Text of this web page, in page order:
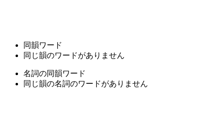
同韻ワード
同じ韻のワードがありません
名詞の同韻ワード
同じ韻の名詞のワードがありません